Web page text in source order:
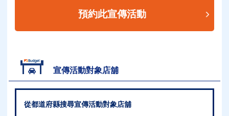
預約此宣傳活動
宣傳活動對象店舖
從都道府縣搜尋宣傳活動對象店舖